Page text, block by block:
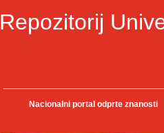
Repozitorij
Nacionalni portal odprte znanosti